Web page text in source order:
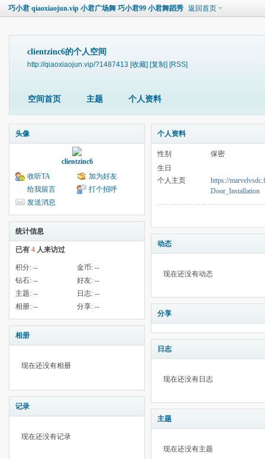
巧小君 qiaoxiaojun.vip 小君广场舞 巧小君99 小君舞蹈秀 返回首页
clientzinc6的个人空间
http://qiaoxiaojun.vip/?1487413 [收藏] [复制] [RSS]
空间首页 主题 个人资料
头像
clientzinc6
收听TA
加为好友
给我留言
打个招呼
发送消息
统计信息
已有 4 人来访过
积分: -- 金币: --
钻石: -- 好友: --
主题: -- 日志: --
相册: -- 分享: --
相册
现在还没有相册
记录
现在还没有记录
个人资料
性别
保密
生日
个人主页
https://
Door_Installation
动态
现在还没有动态
分享
日志
现在还没有日志
主题
现在还没有主题